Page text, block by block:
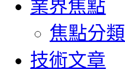
業界焦點
焦點分類
技術文章